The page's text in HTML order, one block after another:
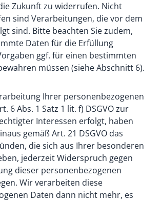
Zukunft zu widerrufen. Nicht
sind Verarbeitungen, die vor dem
sind. Bitte beachten Sie zudem,
Daten für die Erfüllung
ggf. für einen bestimmten
müssen (siehe Abschnitt 6).
Ihrer personenbezogenen
6 Abs. 1 Satz 1 lit. f) DSGVO zur
Interessen erfolgt, haben
gemäß Art. 21 DSGVO das
die sich aus Ihrer besonderen
jederzeit Widerspruch gegen
dieser personenbezogenen
Wir verarbeiten diese
Daten dann nicht mehr, es